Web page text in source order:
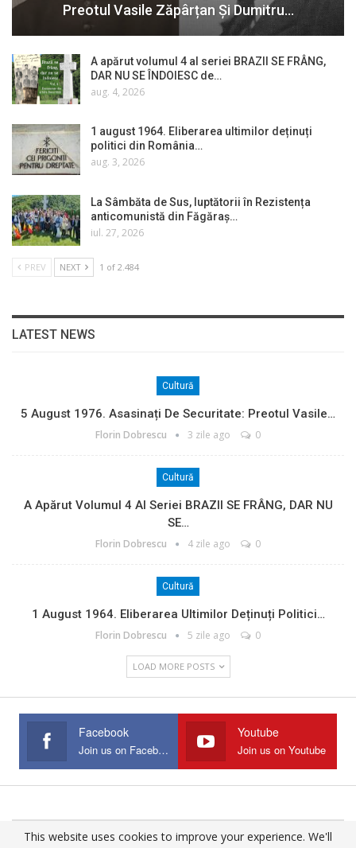
Preotul Vasile Zăpârțan Și Dumitru…
A apărut volumul 4 al seriei BRAZII SE FRÂNG,
DAR NU SE ÎNDOIESC de…
aug. 4, 2026
1 august 1964. Eliberarea ultimilor deținuți
politici din România…
aug. 3, 2026
La Sâmbăta de Sus, luptătorii în Rezistența
anticomunistă din Făgăraș…
iul. 27, 2026
PREV NEXT 1 of 2.484
LATEST NEWS
Cultură
5 August 1976. Asasinați De Securitate: Preotul Vasile…
Florin Dobrescu 3 zile ago 0
Cultură
A Apărut Volumul 4 Al Seriei BRAZII SE FRÂNG, DAR NU
SE…
Florin Dobrescu 4 zile ago 0
Cultură
1 August 1964. Eliberarea Ultimilor Deținuți Politici…
Florin Dobrescu 5 zile ago 0
LOAD MORE POSTS
Facebook
Join us on Facebook
Youtube
Join us on Youtube
© 2025 - All Rights Reserved.
This website uses cookies to improve your experience. We'll